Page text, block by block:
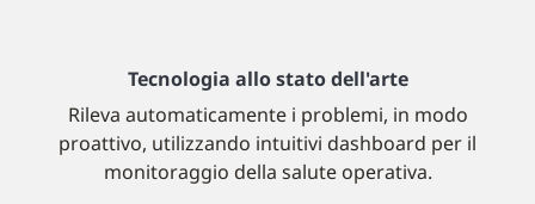
Tecnologia allo stato dell'arte
Rileva automaticamente i problemi, in modo
proattivo, utilizzando intuitivi dashboard per il
monitoraggio della salute operativa.